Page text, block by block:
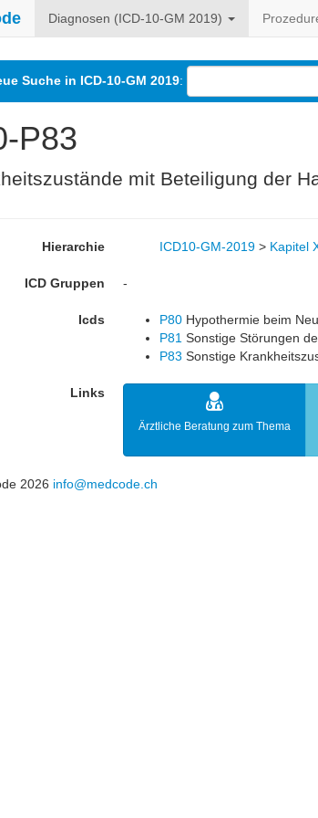
Diagnosen (ICD-10-GM 2019)
Suche in ICD-10-GM 2019:
P83
mit Beteiligung der
Hierarchie ICD10-GM-2019 > Kapitel
ICD Gruppen -
Icds P80 Hypothermie beim
P81 Sonstige Störungen
P83 Sonstige
Links
Ärztliche Beratung zum Thema
2026 info@medcode.ch